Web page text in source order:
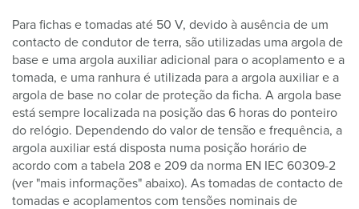
Para fichas e tomadas até 50 V, devido à ausência de um
contacto de condutor de terra, são utilizadas uma argola de
base e uma argola auxiliar adicional para o acoplamento e a
tomada, e uma ranhura é utilizada para a argola auxiliar e a
argola de base no colar de proteção da ficha. A argola base
está sempre localizada na posição das 6 horas do ponteiro
do relógio. Dependendo do valor de tensão e frequência, a
argola auxiliar está disposta numa posição horário de
acordo com a tabela 208 e 209 da norma EN IEC 60309-2
(ver "mais informações" abaixo). As tomadas de contacto de
tomadas e acoplamentos com tensões nominais de